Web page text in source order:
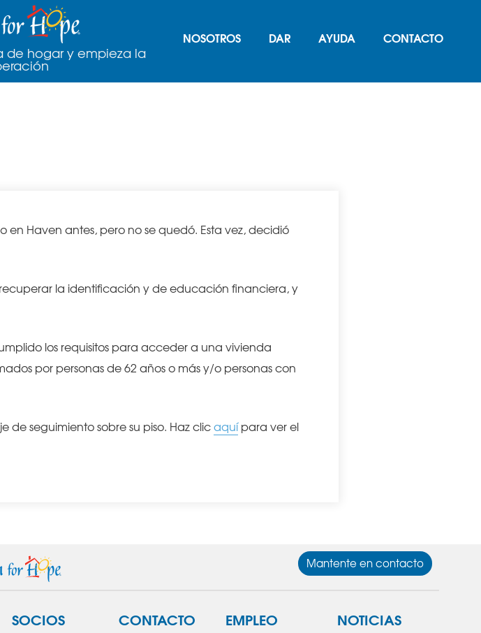
hogar y empieza la
NOSOTROS DAR AYUDA CONTACTO
Haven antes, pero no se quedó. Esta vez, decidió
la identificación y de educación financiera, y
los requisitos para acceder a una vivienda
por personas de 62 años o más y/o personas con
de seguimiento sobre su piso. Haz clicaquípara ver el
Mantente en contacto
SOCIOS CONTACTO EMPLEO NOTICIAS